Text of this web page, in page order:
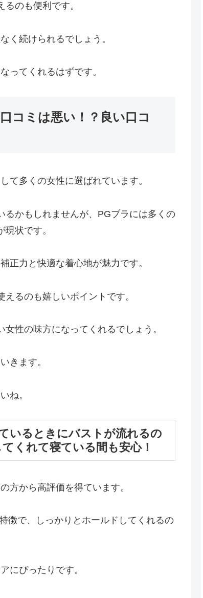
のも便利です。
く続けられるでしょう。
ってくれるはずです。
コミは悪い！？良い口コ
て多くの女性に選ばれています。
かもしれませんが、PGブラには多くの
状です。
正力と快適な着心地が魅力です。
るのも嬉しいポイントです。
性の味方になってくれるでしょう。
きます。
ね。
いるときにバストが流れるの
くれて寝ている間も安心！
方から高評価を得ています。
徴で、しっかりとホールドしてくれるの
にぴったりです。